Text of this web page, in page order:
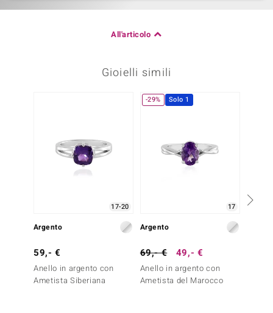
All'articolo
Gioielli simili
17-20
Argento
59,- €
Anello in argento con
Ametista Siberiana
-29% Solo 1
17
Argento
69,- € 49,- €
Anello in argento con
Ametista del Marocco